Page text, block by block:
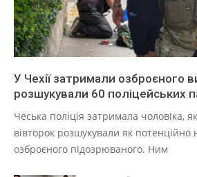
У Чехії затримали озброєного
розшукували 60 поліцейських
Чеська поліція затримала чоловіка,
вівторок розшукували як потенційно
озброєного підозрюваного. Ним